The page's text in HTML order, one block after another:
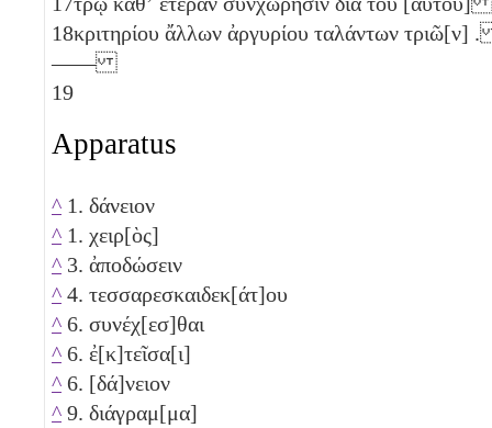
18κριτηρίου ἄλλων ἀργυρίου ταλάντων τριῶ[ν]
——
19
Apparatus
^ 1. δάνειον
^ 1. χειρ[ὸς]
^ 3. ἀποδώσειν
^ 4. τεσσαρεσκαιδεκ[άτ]ου
^ 6. συνέχ[εσ]θαι
^ 6. ἐ[κ]τεῖσα[ι]
^ 6. [δά]νειον
^ 9. διάγραμ[μα]